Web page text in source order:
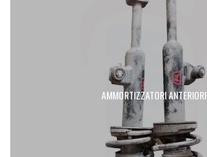
AMMORTIZZATORI ANTERIORI